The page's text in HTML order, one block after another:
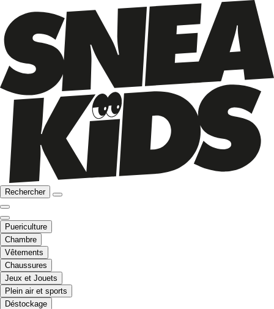
Rechercher
Puericulture
Chambre
Vêtements
Chaussures
Jeux et Jouets
Plein air et sports
Déstockage